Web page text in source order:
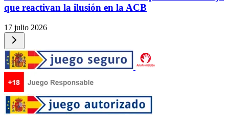
que reactivan la ilusión en la ACB
17 julio 2026